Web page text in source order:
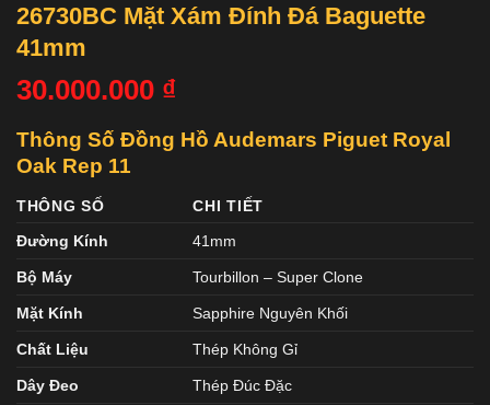
26730BC Mặt Xám Đính Đá Baguette
41mm
30.000.000 ₫
Thông Số Đồng Hồ Audemars Piguet Royal
Oak Rep 11
THÔNG SỐ
CHI TIẾT
Đường Kính
41mm
Bộ Máy Tourbillon – Super Clone
Mặt Kính Sapphire Nguyên Khối
Chất Liệu Thép Không Gỉ
Dây Đeo Thép Đúc Đặc